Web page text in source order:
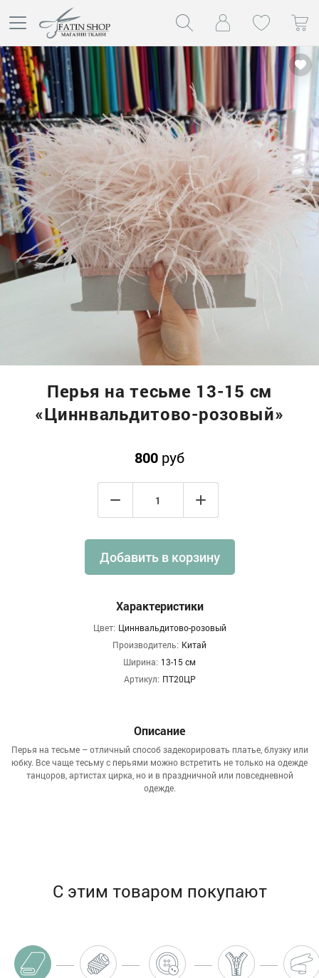
Перья на тесьме 13-15 см
«Циннвальдитово-розовый»
800 руб
Добавить в корзину
Характеристики
Цвет: Циннвальдитово-розовый
Производитель: Китай
Ширина: 13-15 см
Артикул: ПТ20ЦР
Описание
Перья на тесьме – отличный способ задекорировать платье, блузку или
юбку. Все чаще тесьму с перьями можно встретить не только на одежде
танцоров, артистах цирка, но и в праздничной или повседневной
одежде.
С этим товаром покупают